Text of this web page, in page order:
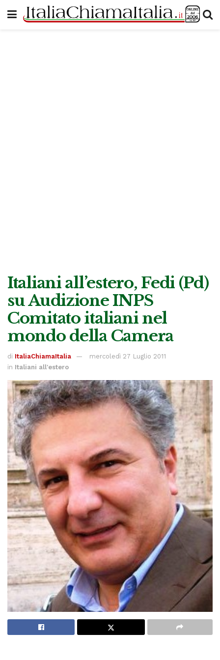
Italiani all’estero, Fedi (Pd)
su Audizione INPS
Comitato italiani nel
mondo della Camera
di ItaliaChiamaItalia
mercoledì 27 Luglio 2011
in Italiani all'estero